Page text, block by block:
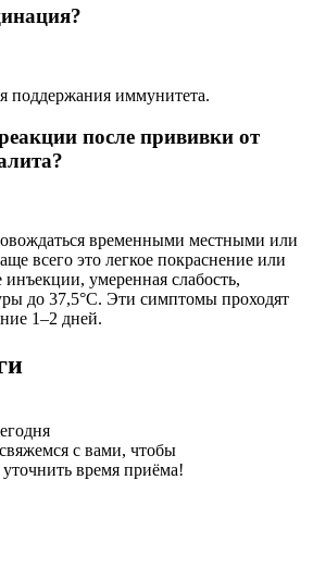
поддержания иммунитета.
после прививки от
временными местными или
всего это легкое покраснение или
инъекции, умеренная слабость,
до 37,5°C. Эти симптомы проходят
1–2 дней.
с вами, чтобы
время приёма!